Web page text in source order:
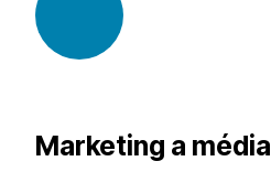
Marketing a média